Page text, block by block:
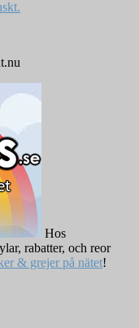
Hos
rabatter, och reor
& grejer på nätet!